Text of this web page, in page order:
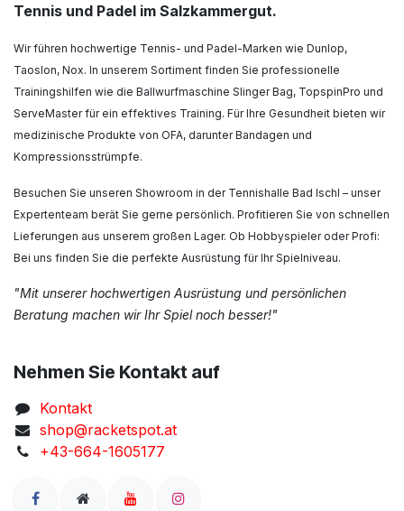
Tennis und Padel im Salzkammergut.
Wir führen hochwertige Tennis- und Padel-Marken wie Dunlop,
Taoslon, Nox. In unserem Sortiment finden Sie professionelle
Trainingshilfen wie die Ballwurfmaschine Slinger Bag, TopspinPro und
ServeMaster für ein effektives Training. Für Ihre Gesundheit bieten wir
medizinische Produkte von OFA, darunter Bandagen und
Kompressionsstrümpfe.
Besuchen Sie unseren Showroom in der Tennishalle Bad Ischl – unser
Expertenteam berät Sie gerne persönlich. Profitieren Sie von schnellen
Lieferungen aus unserem großen Lager. Ob Hobbyspieler oder Profi:
Bei uns finden Sie die perfekte Ausrüstung für Ihr Spielniveau.
"Mit unserer hochwertigen Ausrüstung und persönlichen
Beratung machen wir Ihr Spiel noch besser!"
Nehmen Sie Kontakt auf
Kontakt
shop@racketspot.at
+43-664-1605177